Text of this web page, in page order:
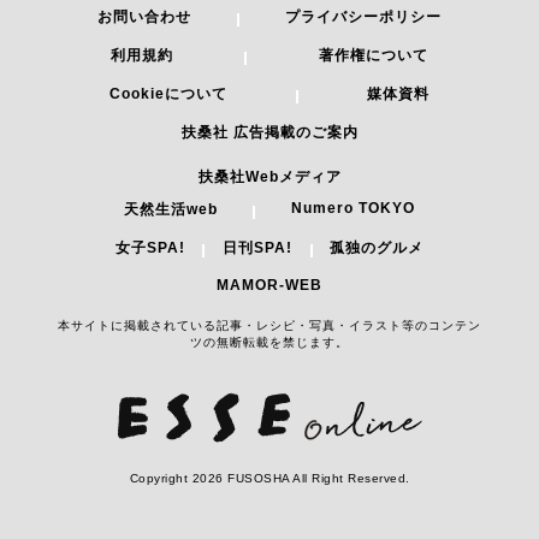
お問い合わせ プライバシーポリシー
利用規約 著作権について
Cookieについて 媒体資料
扶桑社 広告掲載のご案内
扶桑社Webメディア
天然生活web
Numero TOKYO
女子SPA! 日刊SPA! 孤独のグルメ
MAMOR-WEB
本サイトに掲載されている記事・レシピ・写真・イラスト等のコンテン
ツの無断転載を禁じます。
Copyright 2026 FUSOSHA All Right Reserved.